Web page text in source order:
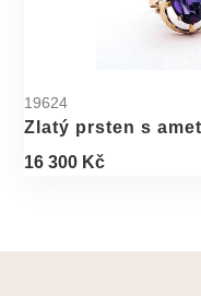
19624
Zlatý prsten s
16 300 Kč